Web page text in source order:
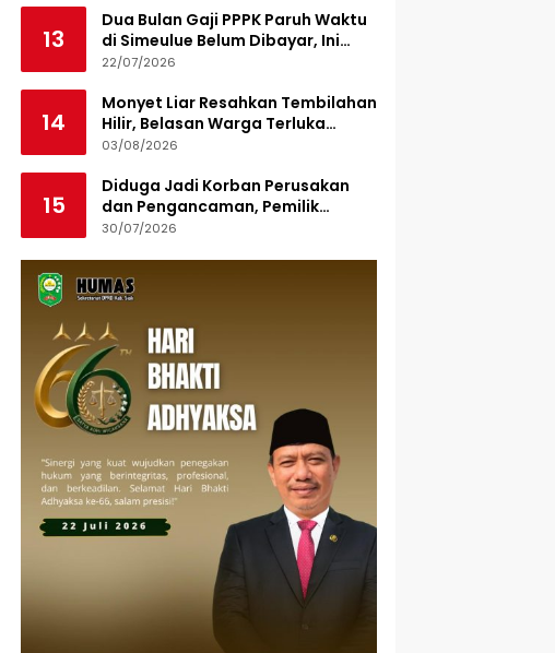
13
Dua Bulan Gaji PPPK Paruh Waktu
di Simeulue Belum Dibayar, Ini
Penjelasan Sekda
22/07/2026
14
Monyet Liar Resahkan Tembilahan
Hilir, Belasan Warga Terluka
Digigit
03/08/2026
15
Diduga Jadi Korban Perusakan
dan Pengancaman, Pemilik
Armada Sampah Siapkan
30/07/2026